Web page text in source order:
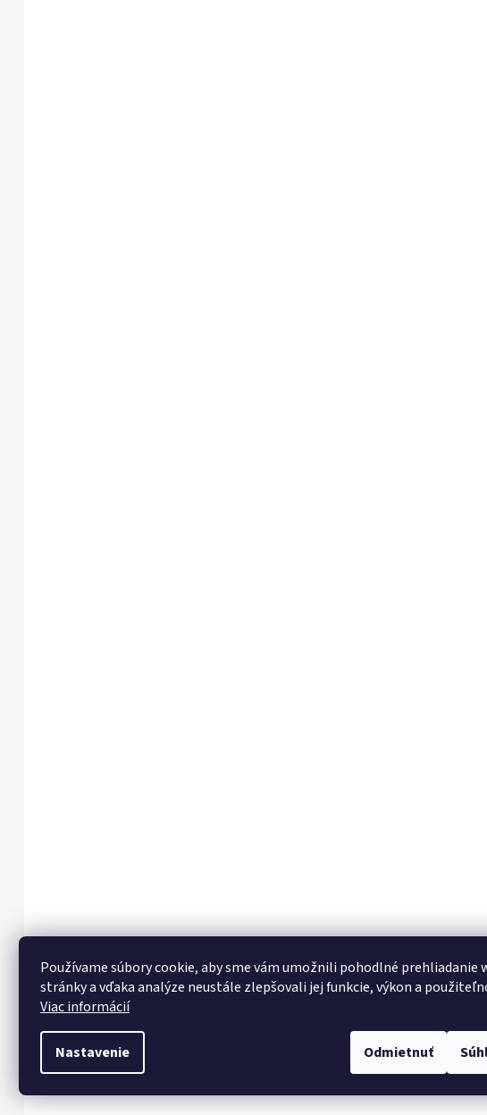
Používame súbory cookie, aby sme vám umožnili pohodlné prehliadanie
stránky a vďaka analýze neustále zlepšovali jej funkcie, výkon a
Viac informácií
Nastavenie Odmietnuť